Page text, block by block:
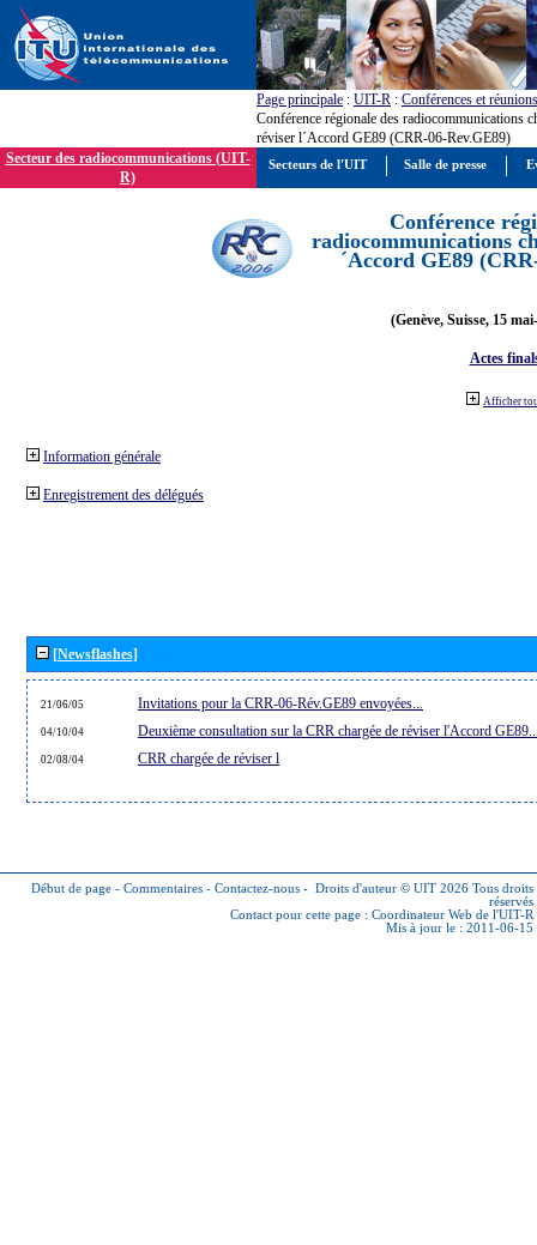
Page principale : UIT-R : Conférences et réunions
Conférence régionale des radiocommunications
réviser l´Accord GE89 (CRR-06-Rev.GE89)
Secteur des radiocommunications (UIT-
R)
Conférence
radiocommunications
´Accord GE89
(Genève, Suisse, 15
Actes
Afficher
Information générale
Enregistrement des délégués
[Newsflashes]
21/06/05 Invitations pour la CRR-06-Rév.GE89 envoyées...
04/10/04 Deuxième consultation sur la CRR chargée de réviser l'Accord
02/08/04 CRR chargée de réviser l
Début de page - Commentaires - Contactez-nous - Droits d'auteur © UIT 2026 Tous droits
réservés
Contact pour cette page : Coordinateur Web de l'UIT-R
Mis à jour le : 2011-06-15
Secteurs de l'UIT Salle de presse